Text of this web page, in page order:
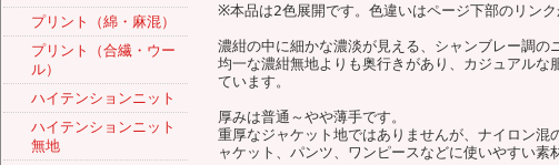
プリント（綿・麻混）
プリント（合繊・ウー
ル）
ハイテンションニット
ハイテンションニット
無地
※本品は2色展開です。色違いはページ下部のリンク
濃紺の中に細かな濃淡が見える、シャンブレー調の
均一な濃紺無地よりも奥行きがあり、カジュアル
ています。
厚みは普通～やや薄手です。
重厚なジャケット地ではありませんが、ナイロン
ャケット、パンツ、ワンピースなどに使いやすい素